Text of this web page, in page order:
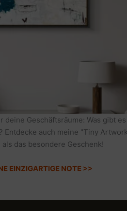
deine Geschäftsräume: Was gibt es
Entdecke auch meine "Tiny
das besondere Geschenk!
EINZIGARTIGE NOTE >>